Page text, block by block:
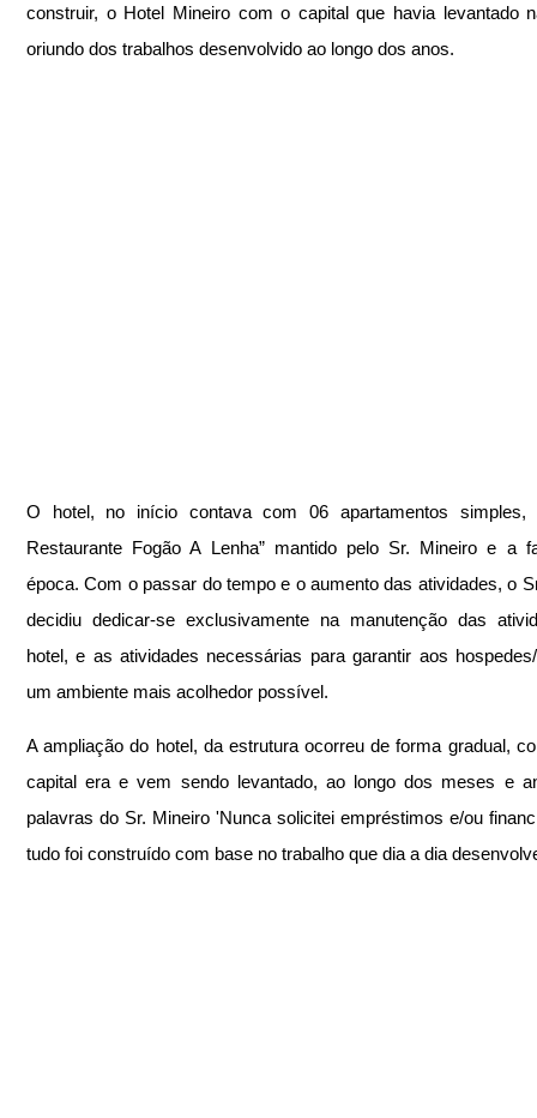
construir, o Hotel Mineiro com o capital que havia levantado
oriundo dos trabalhos desenvolvido ao longo dos anos.
O hotel, no início contava com 06 apartamentos simples,
Restaurante Fogão A Lenha” mantido pelo Sr. Mineiro e a
época. Com o passar do tempo e o aumento das atividades, o
decidiu dedicar-se exclusivamente na manutenção das
hotel, e as atividades necessárias para garantir aos
um ambiente mais acolhedor possível.
A ampliação do hotel, da estrutura ocorreu de forma gradual,
capital era e vem sendo levantado, ao longo dos meses e
palavras do Sr. Mineiro 'Nunca solicitei empréstimos e/ou
tudo foi construído com base no trabalho que dia a dia